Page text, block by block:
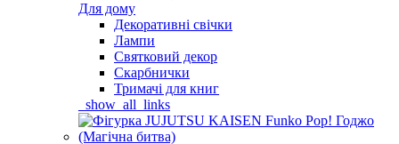
Для дому
Декоративні свічки
Лампи
Святковий декор
Скарбнички
Тримачі для книг
_show_all_links